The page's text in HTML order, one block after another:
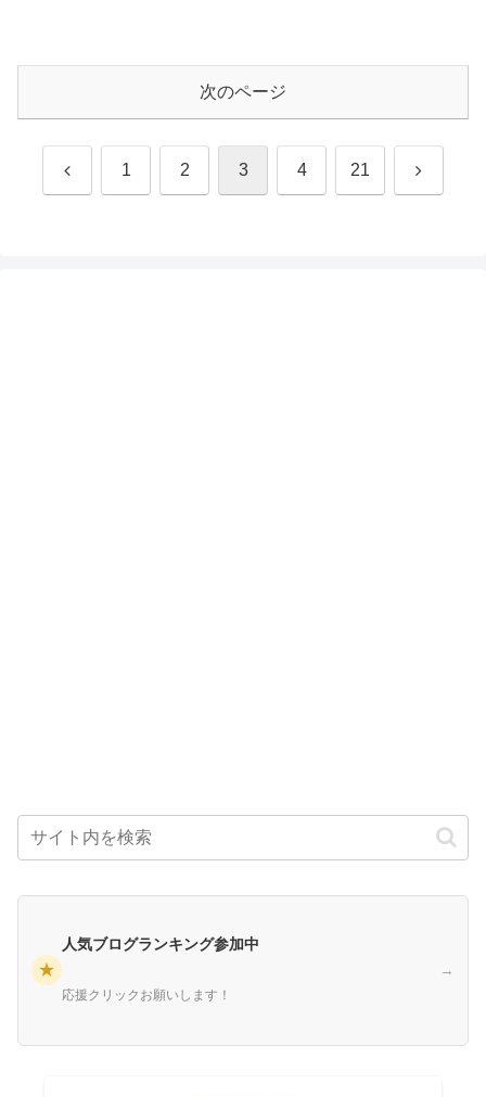
次のページ
前 1 2 3 4 21 次
★
人気ブログランキング参加中
応援クリックお願いします！
→